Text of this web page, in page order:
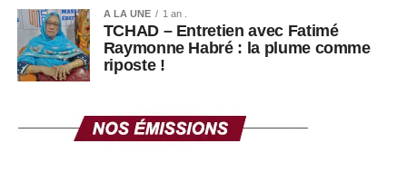
A LA UNE 1 an .
TCHAD – Entretien avec Fatimé
Raymonne Habré : la plume comme
riposte !